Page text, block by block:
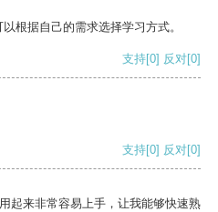
根据自己的需求选择学习方式。
支持[0] 反对[0]
支持[0] 反对[0]
起来非常容易上手，让我能够快速熟